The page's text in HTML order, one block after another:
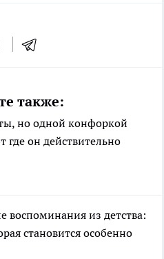
также:
но одной конфоркой
где он действительно
воспоминания из детства:
становится особенно